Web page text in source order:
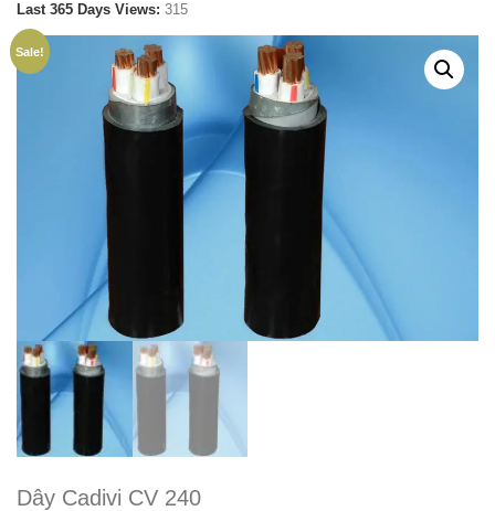
Last 365 Days Views: 315
Sale!
Dây Cadivi CV 240